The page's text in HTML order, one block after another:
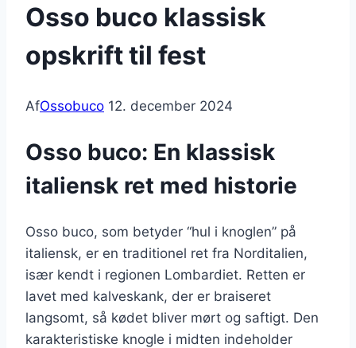
Osso buco klassisk
opskrift til fest
AfOssobuco 12. december 2024
Osso buco: En klassisk
italiensk ret med historie
Osso buco, som betyder “hul i knoglen” på
italiensk, er en traditionel ret fra Norditalien,
især kendt i regionen Lombardiet. Retten er
lavet med kalveskank, der er braiseret
langsomt, så kødet bliver mørt og saftigt. Den
karakteristiske knogle i midten indeholder